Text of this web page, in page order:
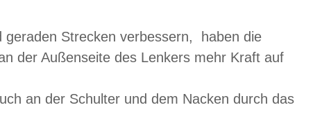
geraden Strecken verbessern, haben die
der Außenseite des Lenkers mehr Kraft auf
an der Schulter und dem Nacken durch das